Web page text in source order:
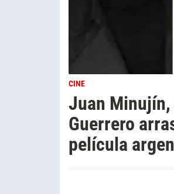
CINE
Juan Minujín,
Guerrero
película